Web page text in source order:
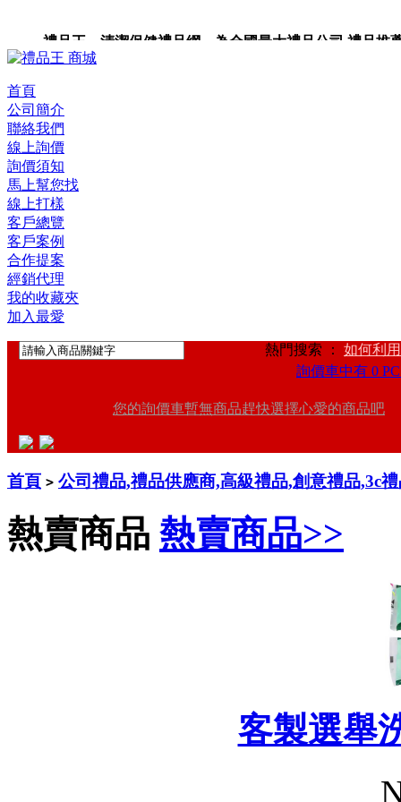
禮品王 清潔保健禮品網 為全國最大禮品公司,禮品推
禮品卡,企業禮品,禮品小物,高級禮品,禮品網站。
首頁
公司簡介
聯絡我們
線上詢價
詢價須知
馬上幫您找
線上打樣
客戶總覽
客戶案例
合作提案
經銷代理
我的收藏夾
加入最愛
熱門搜索 ： 如何利
詢價車中有 0
您的詢價車暫無商品趕快選擇心愛的商品吧
首頁 > 公司禮品,禮品供應商,高級禮品,創意禮品,3c
熱賣商品 熱賣商品>>
客製選舉